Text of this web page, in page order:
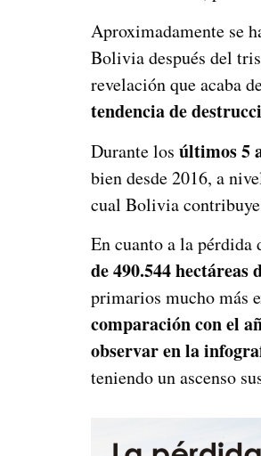
Aproximadamente se
Bolivia después del
revelación que acaba
tendencia de
Durante los últimos 5
bien desde 2016, a
cual Bolivia contribuye
En cuanto a la pérdida
de 490.544
primarios mucho más
comparación con el
observar en la
teniendo un ascenso